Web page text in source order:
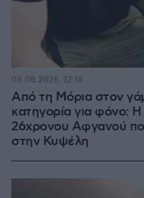
Από τη Μόρια στον
κατηγορία για φόνο:
26χρονου Αφγανού
στην Κυψέλη
08.08.2026, 12:18